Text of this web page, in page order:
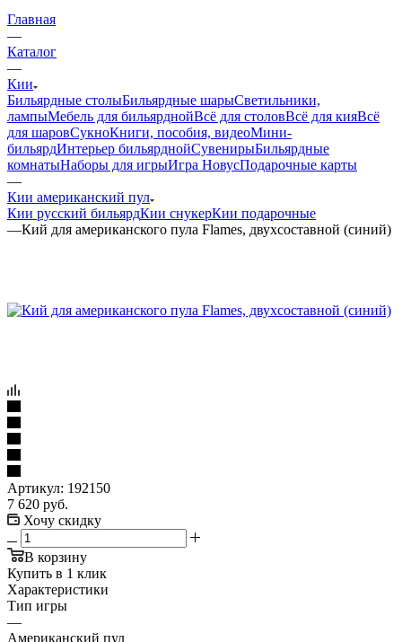
Главная
—
Каталог
—
Кии
Бильярдные столыБильярдные шарыСветильники,
лампыМебель для бильярднойВсё для столовВсё для кияВсё
для шаровСукноКниги, пособия, видеоМини-
бильярдИнтерьер бильярднойСувенирыБильярдные
комнатыНаборы для игрыИгра НовусПодарочные карты
—
Кии американский пул
Кии русский бильярдКии снукерКии подарочные
—Кий для американского пула Flames, двухсоставной (синий)
Артикул: 192150
7 620 руб.
Хочу скидку
В корзину
Купить в 1 клик
Характеристики
Тип игры
—
Американский пул